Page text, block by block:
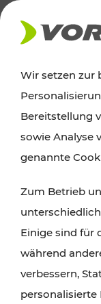
AKTUELLES
News
Alle wichtigen
finden Sie hier
Wir setzen zur
Bereitstellung
sowie Analyse
genannte
Zum Betrieb
Einige sind für
während
verbessern,
personalisierte